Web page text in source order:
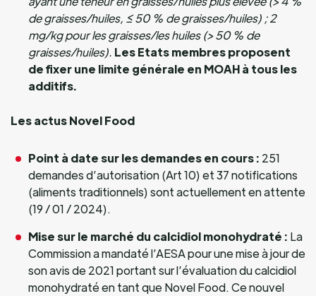
de graisses/huiles, ≤ 50 % de graisses/huiles) ; 2
mg/kg pour les graisses/les huiles (> 50 % de
graisses/huiles). Les Etats membres proposent
de fixer une limite générale en MOAH à tous les
additifs.
Les actus Novel Food
Point à date sur les demandes en cours : 251
demandes d’autorisation (Art 10) et 37 notifications
(aliments traditionnels) sont actuellement en attente
(19 / 01 / 2024).
Mise sur le marché du calcidiol monohydraté : La
Commission a mandaté l’AESA pour une mise à jour de
son avis de 2021 portant sur l’évaluation du calcidiol
monohydraté en tant que Novel Food. Ce nouvel